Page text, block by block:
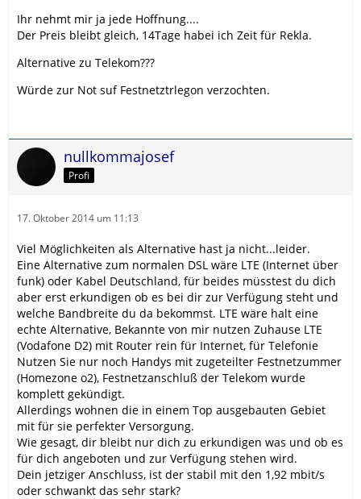
Ihr nehmt mir ja jede Hoffnung....
Der Preis bleibt gleich, 14Tage habei ich Zeit für Rekla.
Alternative zu Telekom???
Würde zur Not suf Festnetztrlegon verzochten.
nullkommajosef
Profi
17. Oktober 2014 um 11:13
Viel Möglichkeiten als Alternative hast ja nicht...leider.
Eine Alternative zum normalen DSL wäre LTE (Internet über
funk) oder Kabel Deutschland, für beides müsstest du dich
aber erst erkundigen ob es bei dir zur Verfügung steht und
welche Bandbreite du da bekommst. LTE wäre halt eine
echte Alternative, Bekannte von mir nutzen Zuhause LTE
(Vodafone D2) mit Router rein für Internet, für Telefonie
Nutzen Sie nur noch Handys mit zugeteilter Festnetzummer
(Homezone o2), Festnetzanschluß der Telekom wurde
komplett gekündigt.
Allerdings wohnen die in einem Top ausgebauten Gebiet
mit für sie perfekter Versorgung.
Wie gesagt, dir bleibt nur dich zu erkundigen was und ob es
für dich angeboten und zur Verfügung stehen wird.
Dein jetziger Anschluss, ist der stabil mit den 1,92 mbit/s
oder schwankt das sehr stark?